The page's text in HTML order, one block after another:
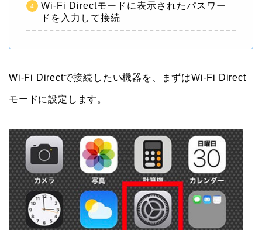
Wi-Fi Directモードに表示されたパスワー
ドを入力して接続
Wi-Fi Directで接続したい機器を、まずはWi-Fi Direct
モードに設定します。